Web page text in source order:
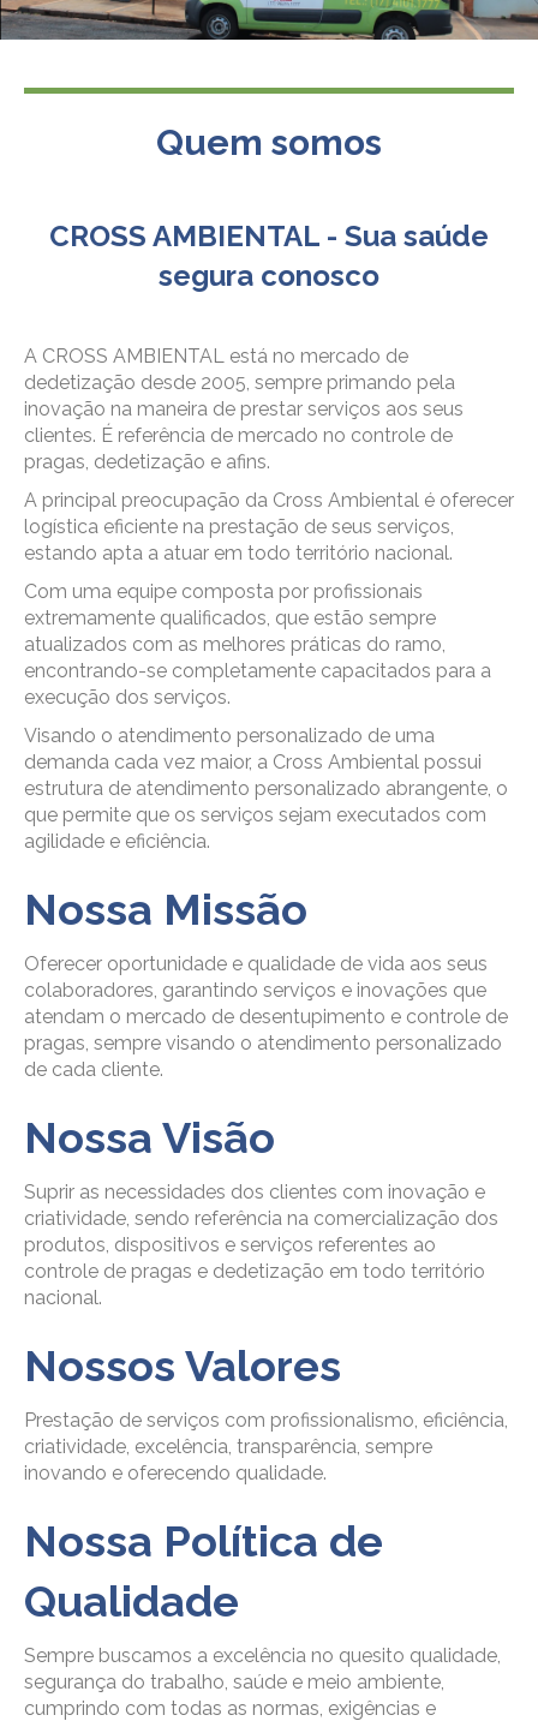
Quem somos
CROSS AMBIENTAL - Sua saúde
segura conosco
A CROSS AMBIENTAL está no mercado de
dedetização desde 2005, sempre primando pela
inovação na maneira de prestar serviços aos seus
clientes. É referência de mercado no controle de
pragas, dedetização e afins.
A principal preocupação da Cross Ambiental é oferecer
logística eficiente na prestação de seus serviços,
estando apta a atuar em todo território nacional.
Com uma equipe composta por profissionais
extremamente qualificados, que estão sempre
atualizados com as melhores práticas do ramo,
encontrando-se completamente capacitados para a
execução dos serviços.
Visando o atendimento personalizado de uma
demanda cada vez maior, a Cross Ambiental possui
estrutura de atendimento personalizado abrangente, o
que permite que os serviços sejam executados com
agilidade e eficiência.
Nossa Missão
Oferecer oportunidade e qualidade de vida aos seus
colaboradores, garantindo serviços e inovações que
atendam o mercado de desentupimento e controle de
pragas, sempre visando o atendimento personalizado
de cada cliente.
Nossa Visão
Suprir as necessidades dos clientes com inovação e
criatividade, sendo referência na comercialização dos
produtos, dispositivos e serviços referentes ao
controle de pragas e dedetização em todo território
nacional.
Nossos Valores
Prestação de serviços com profissionalismo, eficiência,
criatividade, excelência, transparência, sempre
inovando e oferecendo qualidade.
Nossa Política de
Qualidade
Sempre buscamos a excelência no quesito qualidade,
segurança do trabalho, saúde e meio ambiente,
cumprindo com todas as normas, exigências e